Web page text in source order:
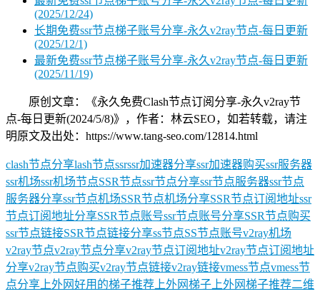
(2025/12/24)
长期免费ssr节点梯子账号分享-永久v2ray节点-每日更新
(2025/12/1)
最新免费ssr节点梯子账号分享-永久v2ray节点-每日更新
(2025/11/19)
原创文章：《永久免费Clash节点订阅分享-永久v2ray节
点-每日更新(2024/5/8)》，作者：林云SEO，如若转载，请注
明原文及出处：https://www.tang-seo.com/12814.html
clash节点分享lash节点ssrssr加速器分享ssr加速器购买ssr服务器
ssr机场ssr机场节点SSR节点ssr节点分享ssr节点服务器ssr节点
服务器分享ssr节点机场SSR节点机场分享SSR节点订阅地址ssr
节点订阅地址分享SSR节点账号ssr节点账号分享SSR节点购买
ssr节点链接SSR节点链接分享ss节点SS节点账号v2ray机场
v2ray节点v2ray节点分享v2ray节点订阅地址v2ray节点订阅地址
分享v2ray节点购买v2ray节点链接v2ray链接vmess节点vmess节
点分享 上外网好用的梯子推荐 上外网梯子 上外网梯子推荐二维